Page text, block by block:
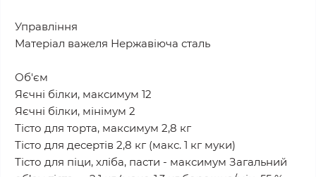
Управління
Матеріал важеля Нержавіюча сталь
Об'єм
Яєчні білки, максимум 12
Яєчні білки, мінімум 2
Тісто для торта, максимум 2,8 кг
Тісто для десертів 2,8 кг (макс. 1 кг муки)
Тісто для піци, хліба, пасти - максимум Загальний